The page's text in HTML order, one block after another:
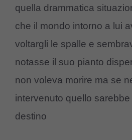
quella drammatica
che il mondo intorno a lui
voltargli le spalle e
notasse il suo pianto
non voleva morire ma se
intervenuto quello
destino